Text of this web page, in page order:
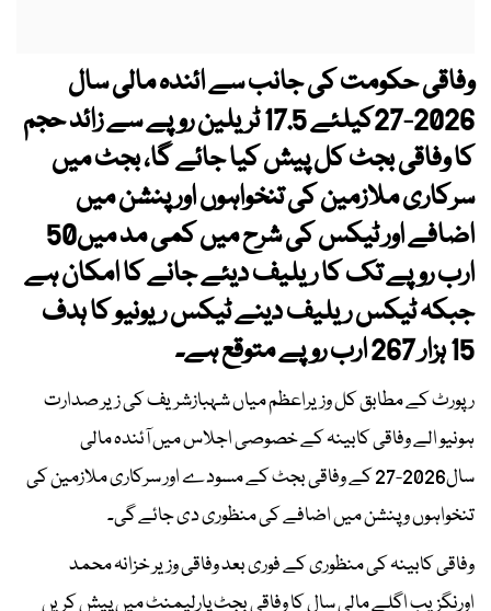
وفاقی حکومت کی جانب سے ائندہ مالی سال
2026-27کیلئے 17.5 ٹریلین روپے سے زائد حجم
کا وفاقی بجٹ کل پیش کیا جائے گا، بجٹ میں
سرکاری ملازمین کی تنخواہوں اور پنشن میں
اضافے اور ٹیکس کی شرح میں کمی مد میں50
ارب روپے تک کا ریلیف دیئے جانے کا امکان ہے
جبکہ ٹیکس ریلیف دینے ٹیکس ریونیو کا ہدف
15 ہزار 267 ارب روپے متوقع ہے۔
رپورٹ کے مطابق کل وزیراعظم میاں شہبازشریف کی زیر صدارت
ہونیو الے وفاقی کابینہ کے خصوصی اجلاس میں آئندہ مالی
سال2026-27 کے وفاقی بجٹ کے مسودے اور سرکاری ملازمین کی
تنخواہوں و پنشن میں اضافے کی منظوری دی جائے گی۔
وفاقی کابینہ کی منظوری کے فوری بعد وفاقی وزیر خزانہ محمد
اورنگزیب اگلے مالی سال کا وفاقی بجٹ پارلیمنٹ میں پیش کریں